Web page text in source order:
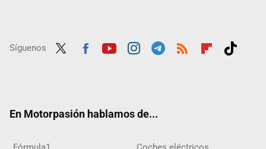
Síguenos
En Motorpasión hablamos de...